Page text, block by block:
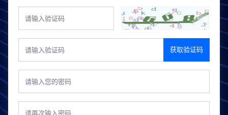
获取验证码